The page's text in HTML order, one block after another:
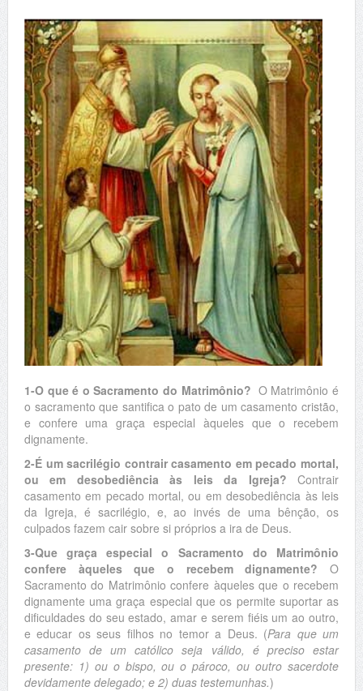
1-O que é o Sacramento do Matrimônio? O Matrimônio é
o sacramento que santifica o pato de um casamento cristão,
e confere uma graça especial àqueles que o recebem
dignamente.
2-É um sacrilégio contrair casamento em pecado mortal,
ou em desobediência às leis da Igreja? Contrair
casamento em pecado mortal, ou em desobediência às leis
da Igreja, é sacrilégio, e, ao invés de uma bênção, os
culpados fazem cair sobre si próprios a ira de Deus.
3-Que graça especial o Sacramento do Matrimônio
confere àqueles que o recebem dignamente? O
Sacramento do Matrimônio confere àqueles que o recebem
dignamente uma graça especial que os permite suportar as
dificuldades do seu estado, amar e serem fiéis um ao outro,
e educar os seus filhos no temor a Deus. (Para que um
casamento de um católico seja válido, é preciso estar
presente: 1) ou o bispo, ou o pároco, ou outro sacerdote
devidamente delegado; e 2) duas testemunhas.)